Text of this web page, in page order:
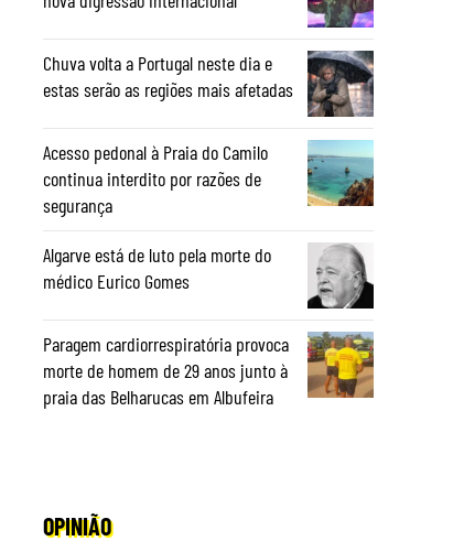
Chuva volta a Portugal neste dia e
estas serão as regiões mais afetadas
Acesso pedonal à Praia do Camilo
continua interdito por razões de
segurança
Algarve está de luto pela morte do
médico Eurico Gomes
Paragem cardiorrespiratória provoca
morte de homem de 29 anos junto à
praia das Belharucas em Albufeira
OPINIÃO